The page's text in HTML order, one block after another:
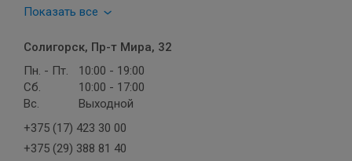
Показать все
Солигорск, Пр-т Мира, 32
Пн. - Пт.
10:00 - 19:00
Сб.
10:00 - 17:00
Вс.
Выходной
+375 (17) 423 30 00
+375 (29) 388 81 40